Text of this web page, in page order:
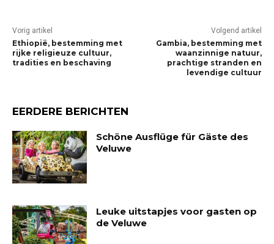
Vorig artikel
Ethiopië, bestemming met
rijke religieuze cultuur,
tradities en beschaving
Volgend artikel
Gambia, bestemming met
waanzinnige natuur,
prachtige stranden en
levendige cultuur
EERDERE BERICHTEN
Schöne Ausflüge für Gäste des
Veluwe
Leuke uitstapjes voor gasten op
de Veluwe